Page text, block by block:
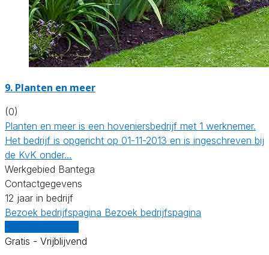
9. Planten en meer
(0)
Planten en meer is een hoveniersbedrijf met 1 werknemer.
Het bedrijf is opgericht op 01-11-2013 en is ingeschreven bij
de KvK onder…
Werkgebied Bantega
Contactgegevens
12 jaar in bedrijf
Bezoek bedrijfspagina Bezoek bedrijfspagina
Gratis - Vrijblijvend